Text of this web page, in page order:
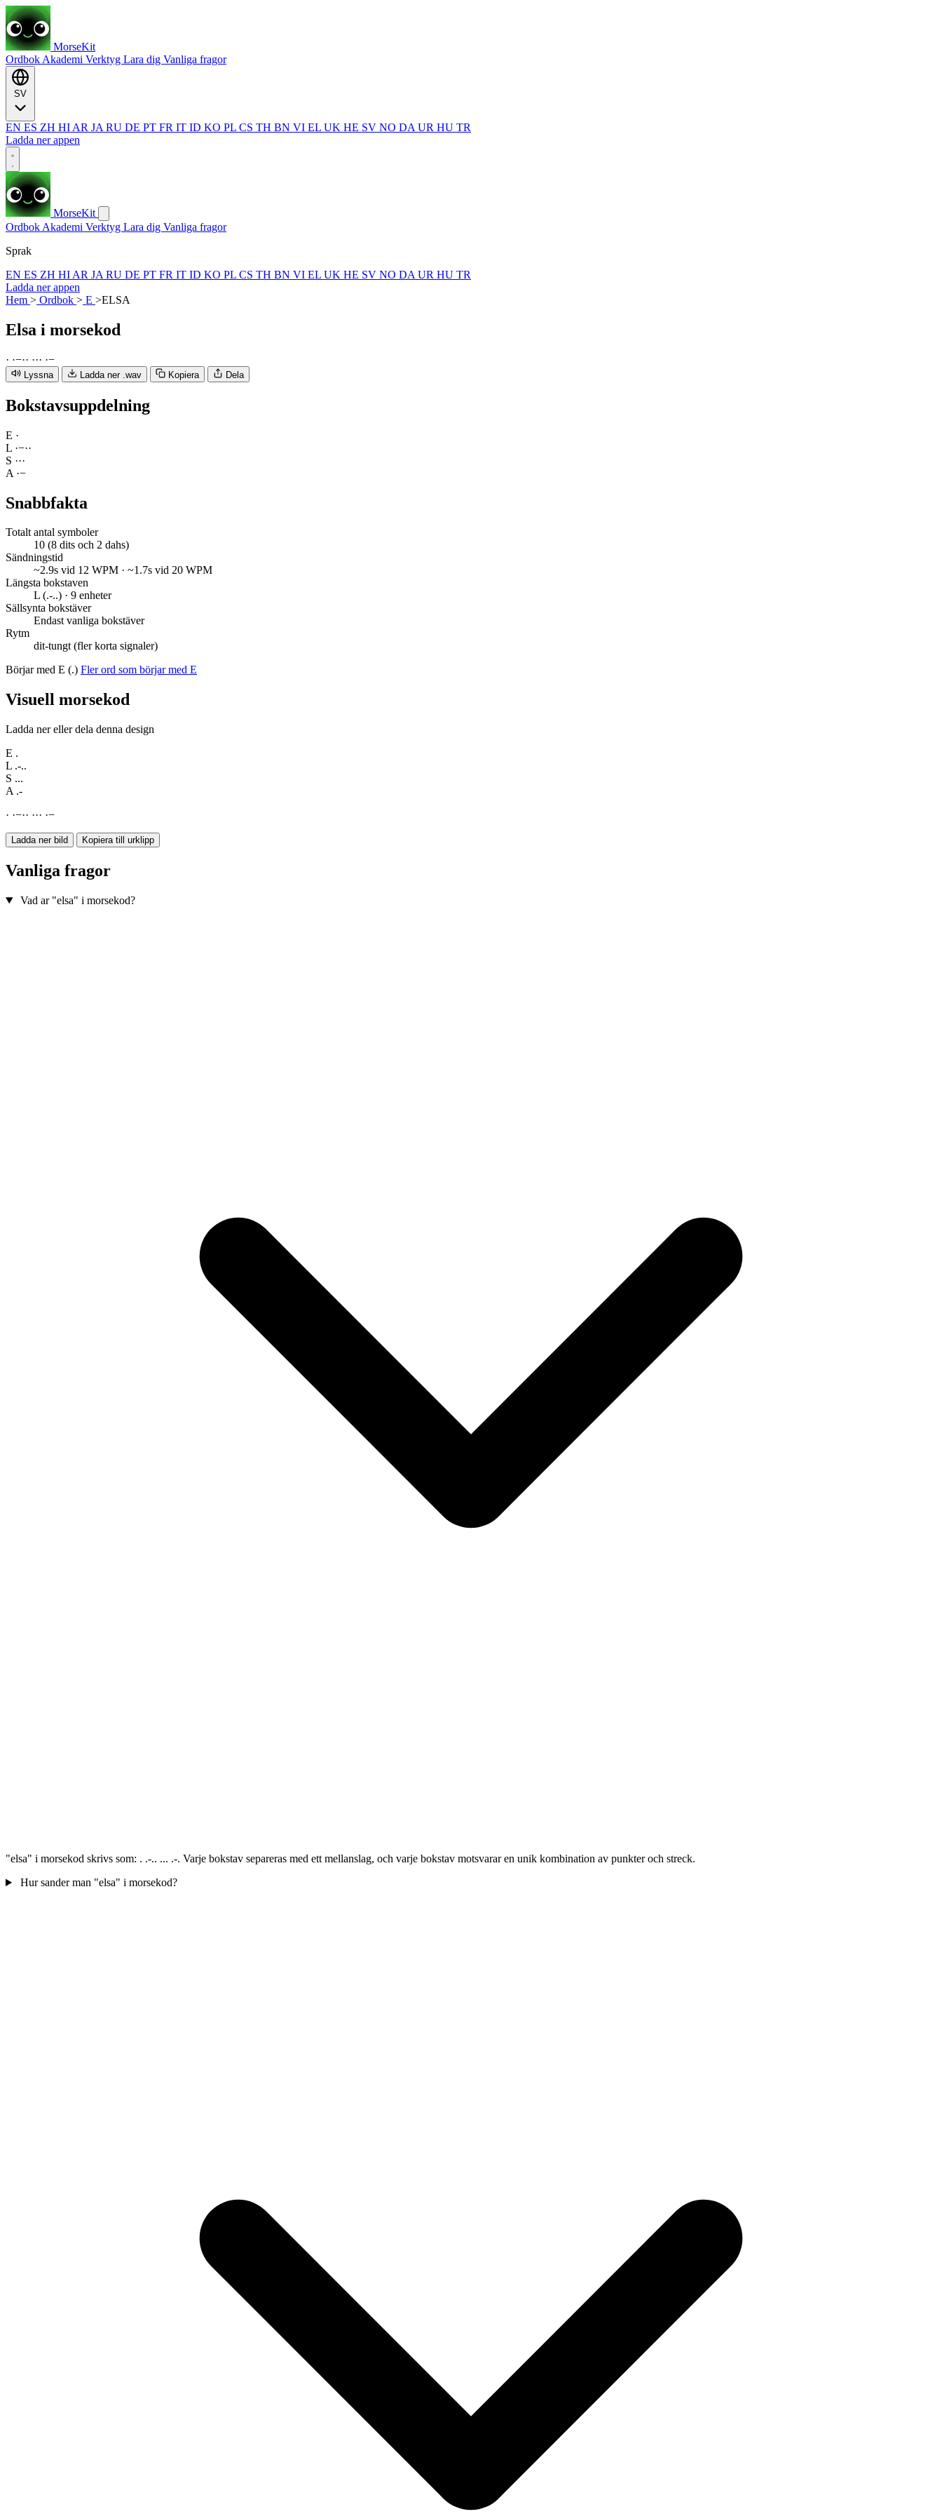
MorseKit
Ordbok Akademi Verktyg Lara dig Vanliga fragor
EN ES ZH HI AR JA RU DE PT FR IT ID KO PL CS TH BN VI EL UK HE SV NO DA UR HU TR
Ladda ner appen
MorseKit
Ordbok Akademi Verktyg Lara dig Vanliga fragor
Sprak
EN ES ZH HI AR JA RU DE PT FR IT ID KO PL CS TH BN VI EL UK HE SV NO DA UR HU TR
Ladda ner appen
Hem > Ordbok > E >ELSA
Elsa i morsekod
· ·−·· ··· ·−
Lyssna Ladda ner .wav Kopiera Dela
Bokstavsuppdelning
E ·
L ·−··
S ···
A ·−
Snabbfakta
Totalt antal symboler
10 (8 dits och 2 dahs)
Sändningstid
~2.9s vid 12 WPM · ~1.7s vid 20 WPM
Längsta bokstaven
L (.-..) · 9 enheter
Sällsynta bokstäver
Endast vanliga bokstäver
Rytm
dit-tungt (fler korta signaler)
Börjar med E (.) Fler ord som börjar med E
Visuell morsekod
Ladda ner eller dela denna design
E .
L .-..
S ...
A .-
· ·−·· ··· ·−
Ladda ner bild Kopiera till urklipp
Vanliga fragor
Vad ar "elsa" i morsekod?
"elsa" i morsekod skrivs som: . .-.. ... .-. Varje bokstav separeras med ett mellanslag, och varje bokstav motsvarar en unik kombination av punkter och streck.
Hur sander man "elsa" i morsekod?